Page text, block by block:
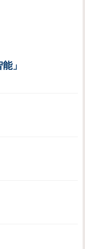
」